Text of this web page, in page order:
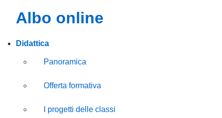
albo online
Didattica
Panoramica
Offerta formativa
I progetti delle classi